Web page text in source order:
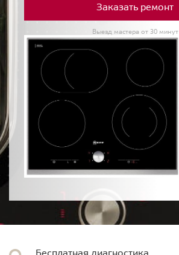
Заказать ремонт
Выезд мастера от 30 минут
Бесплатная диагностика